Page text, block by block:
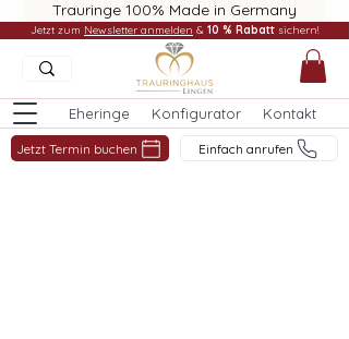
Trauringe 100% Made in Germany
Eheringe Konfigurator Kontakt
Jetzt Termin buchen Einfach anrufen
Jetzt zum Newsletter anmelden & 10 % Rabatt sichern!